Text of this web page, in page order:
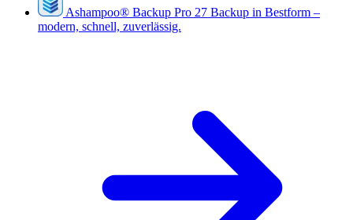
Ashampoo® Backup Pro 27 Backup in Bestform –
modern, schnell, zuverlässig.